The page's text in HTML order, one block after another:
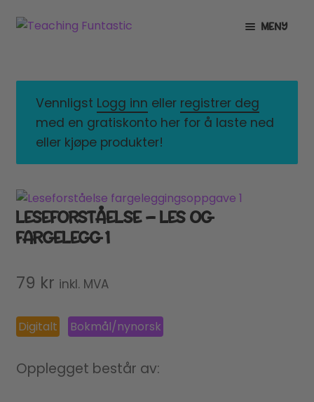
Hopp
Hopp
MENY
UNDERMENY
GRATIS
BUTIKK
UTVID
LISENSER
UTVID
UNDERMENY
TIPSHJØRNET
KURS
Vennligst Logg inn eller registrer deg
med en gratiskonto her for å laste ned
eller kjøpe produkter!
LESEFORSTÅELSE – LES OG
FARGELEGG 1
79 kr inkl. MVA
Digitalt Bokmål/nynorsk
Opplegget består av: